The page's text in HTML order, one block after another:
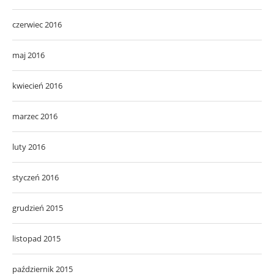
czerwiec 2016
maj 2016
kwiecień 2016
marzec 2016
luty 2016
styczeń 2016
grudzień 2015
listopad 2015
październik 2015